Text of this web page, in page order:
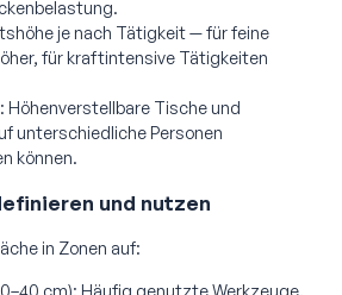
je nach Tätigkeit — für feine
für kraftintensive Tätigkeiten
Höhenverstellbare Tische und
unterschiedliche Personen
können.
und nutzen
in Zonen auf:
cm): Häufig genutzte Werkzeuge.